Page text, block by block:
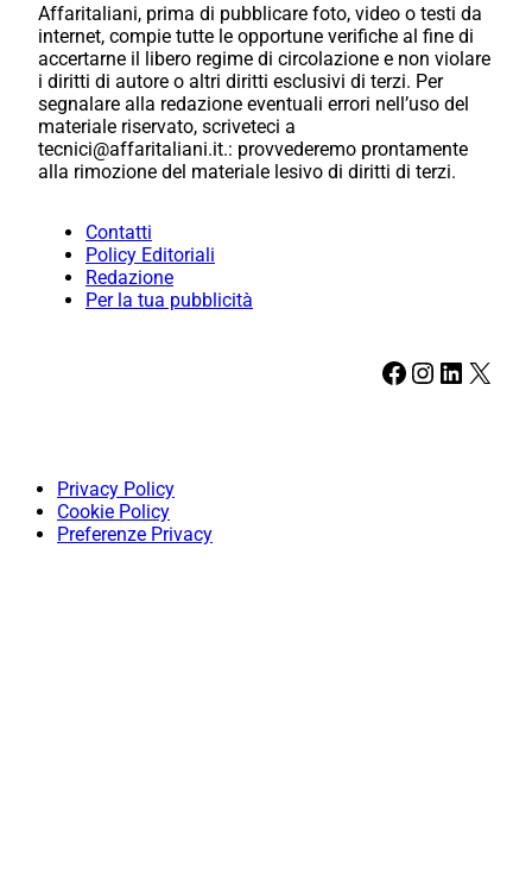
Affaritaliani, prima di pubblicare foto, video o testi da
internet, compie tutte le opportune verifiche al fine di
accertarne il libero regime di circolazione e non violare
i diritti di autore o altri diritti esclusivi di terzi. Per
segnalare alla redazione eventuali errori nell’uso del
materiale riservato, scriveteci a
tecnici@affaritaliani.it.: provvederemo prontamente
alla rimozione del materiale lesivo di diritti di terzi.
Contatti
Policy Editoriali
Redazione
Per la tua pubblicità
Facebook Instagram LinkedIn X
Privacy Policy
Cookie Policy
Preferenze Privacy